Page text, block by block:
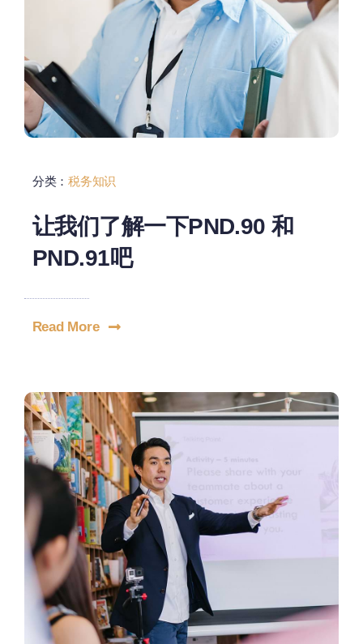
分类：税务知识
让我们了解一下PND.90 和
PND.91吧
Read More